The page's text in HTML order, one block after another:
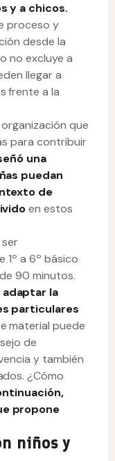
y a chicos.
proceso y
desde la
no excluye a
llegar a
frente a la
organización que
para contribuir
una
puedan
de
en estos
1º a 6º básico
90 minutos.
la
particulares
material puede
de
y también
¿Cómo
propone
niños y